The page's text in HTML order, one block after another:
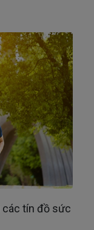
các tín đồ sức